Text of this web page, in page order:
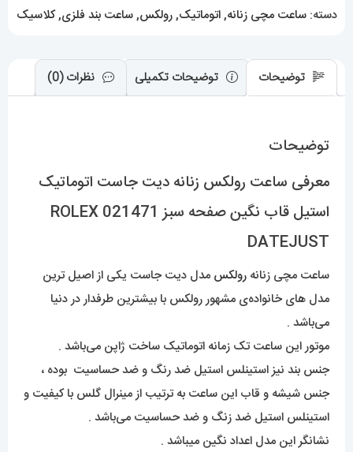
021471
ROLEX
عدد
دسته: ساعت مچی زنانه,اتوماتیک,رولکس,ساعت بند فلزی,کلاسیک
توضیحات توضیحات تکمیلی نظرات (0)
توضیحات
معرفی ساعت رولکس زنانه دیت جاست اتوماتیک
استیل قاب نگین صفحه سبز 021471 ROLEX
DATEJUST
ساعت مچی زنانه رولکس مدل دیت جاست یکی از اصیل ترین
مدل های خانواده‌ی مشهور رولکس با بیشترین طرفدار در دنیا
می‌باشد .
موتور این ساعت تک زمانه اتوماتیک ساخت ژاپن می‌باشد .
جنس بند نیز استینلس استیل ضد رنگ و ضد حساسیت بوده ،
جنس شیشه و قاب این ساعت به ترتیب از مینرال گلس با کیفیت و
استینلس استیل ضد زنگ و ضد حساسیت می‌باشد .
نشانگر این مدل اعداد نگین میباشد .